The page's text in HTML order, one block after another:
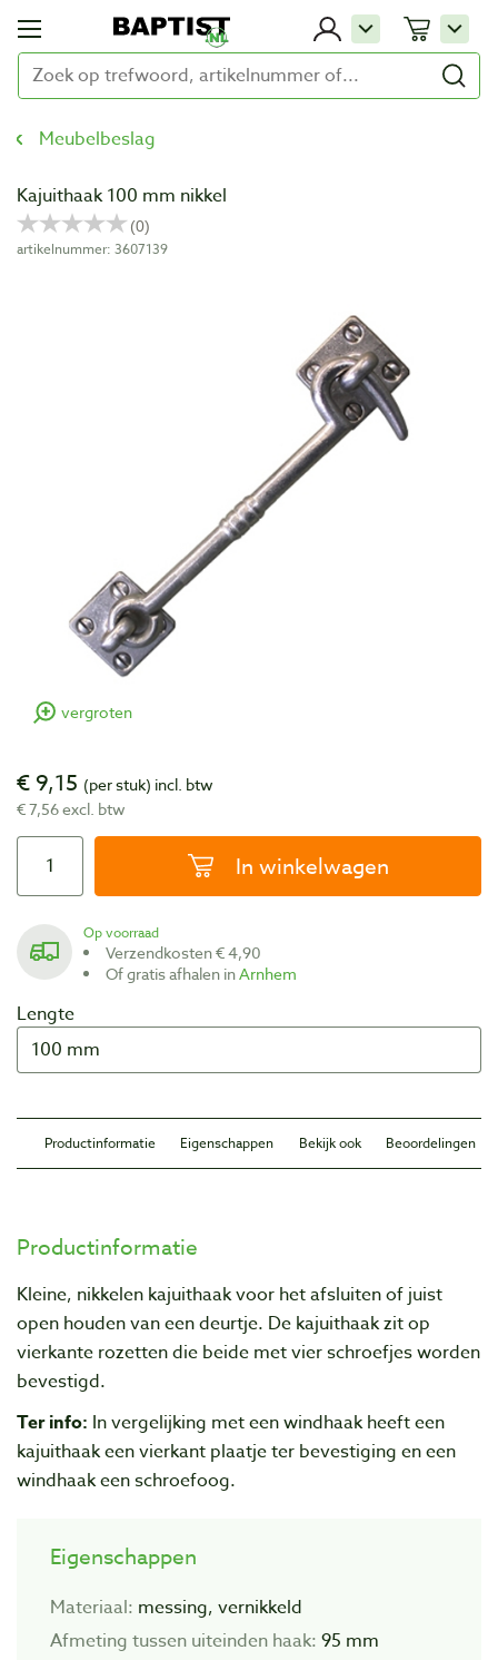
Meubelbeslag
Kajuithaak 100 mm nikkel
artikelnummer: 3607139
vergroten
€ 9,15 (per stuk) incl. btw
€ 7,56 excl. btw
In winkelwagen
Op voorraad
Verzendkosten € 4,90
Of gratis afhalen inArnhem
Lengte
Productinformatie Eigenschappen Bekijk ook Beoordelingen
Productinformatie
Kleine, nikkelen kajuithaak voor het afsluiten of juist
open houden van een deurtje. De kajuithaak zit op
vierkante rozetten die beide met vier schroefjes worden
bevestigd.
Ter info: In vergelijking met een windhaak heeft een
kajuithaak een vierkant plaatje ter bevestiging en een
windhaak een schroefoog.
Eigenschappen
Materiaal: messing, vernikkeld
Afmeting tussen uiteinden haak: 95 mm